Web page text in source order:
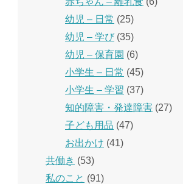
幼児 – 日常 (25)
幼児 – 学び(35)
幼児 – 保育園 (6)
小学生 – 日常 (45)
小学生 – 学習 (37)
知的障害・発達障害 (27)
子ども用品 (47)
お出かけ (41)
共働き (53)
私のこと (91)